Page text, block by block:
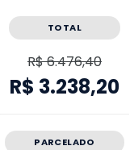
TOTAL
R$ 6.476,40
R$ 3.238,20
PARCELADO